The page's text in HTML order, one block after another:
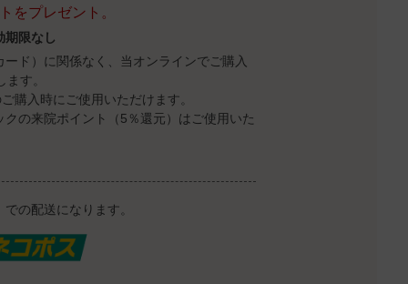
をプレゼント。
限なし
ド）に関係なく、当オンラインでご購入
す。
購入時にご使用いただけます。
の来院ポイント（5％還元）はご使用いた
の配送になります。